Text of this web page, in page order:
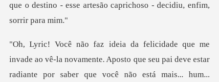
que o destino - esse artesão ca
ê-la novamente. Aposto que seu pai deve estar
radiante por sabe